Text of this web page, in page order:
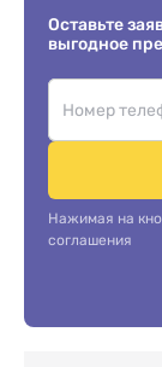
Оставьте
выгодное
Нажимая на
соглашения